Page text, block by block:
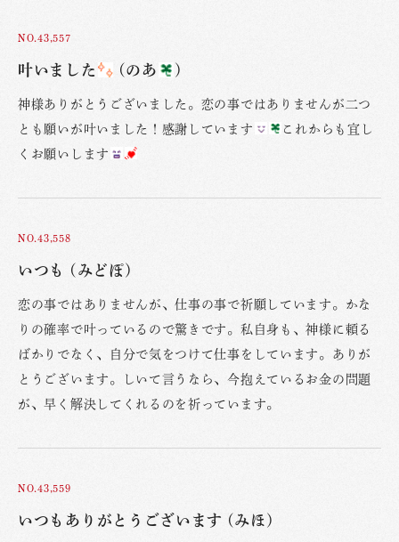
NO.43,557
叶いました (のあ )
神様ありがとうございました。恋の事ではありませんが二つ
とも願いが叶いました！感謝しています
これからも宜し
くお願いします
NO.43,558
いつも (みどぽ)
恋の事ではありませんが、仕事の事で祈願しています。かな
りの確率で叶っているので驚きです。私自身も、神様に頼る
ばかりでなく、自分で気をつけて仕事をしています。ありが
とうございます。しいて言うなら、今抱えているお金の問題
が、早く解決してくれるのを祈っています。
NO.43,559
いつもありがとうございます (みほ)